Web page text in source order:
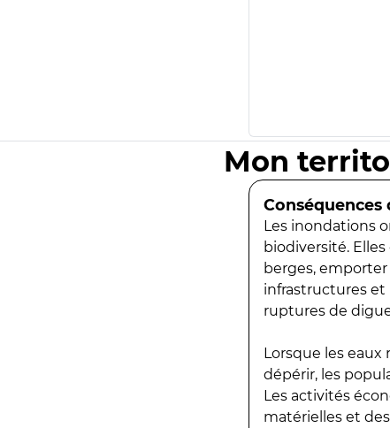
Mon
Conséquences
Les inondations
biodiversité.
berges,
infrastructures et
ruptures de
Lorsque les
dépérir, les
Les activités
matérielles et